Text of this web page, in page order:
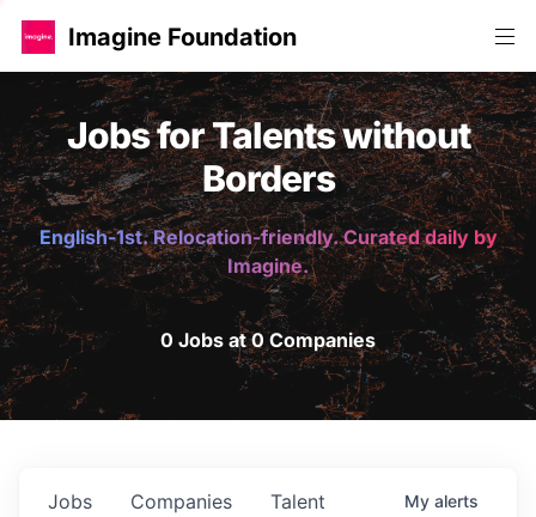
Imagine Foundation
Jobs for Talents without
Borders
English-1st. Relocation-friendly. Curated daily by
Imagine.
0 Jobs at 0 Companies
Jobs Companies Talent My alerts